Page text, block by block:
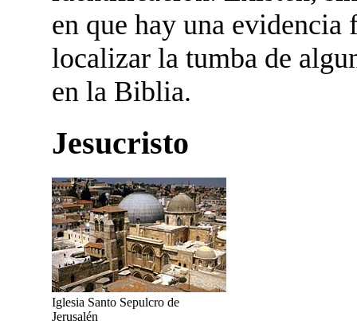
en que hay una evidencia
localizar la tumba de
en la Biblia.
Jesucristo
Iglesia Santo Sepulcro de
Jerusalén